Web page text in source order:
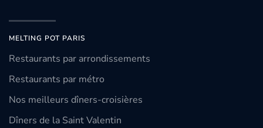
MELTING POT PARIS
Restaurants par arrondissements
Restaurants par métro
Nos meilleurs dîners-croisières
Dîners de la Saint Valentin